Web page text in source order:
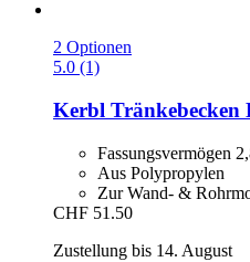
2 Optionen
5.0 (1)
Kerbl Tränkebecken
Fassungsvermögen
Aus Polypropylen
Zur Wand- &
CHF 51.50
Zustellung bis 14. August